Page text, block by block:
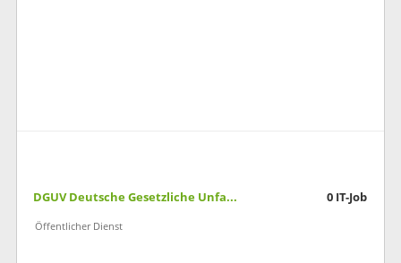
DGUV Deutsche Gesetzliche Unfallversicherung 0 IT-Job
Öffentlicher Dienst